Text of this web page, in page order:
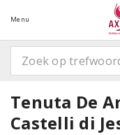
Menu
Tenuta De
Castelli di